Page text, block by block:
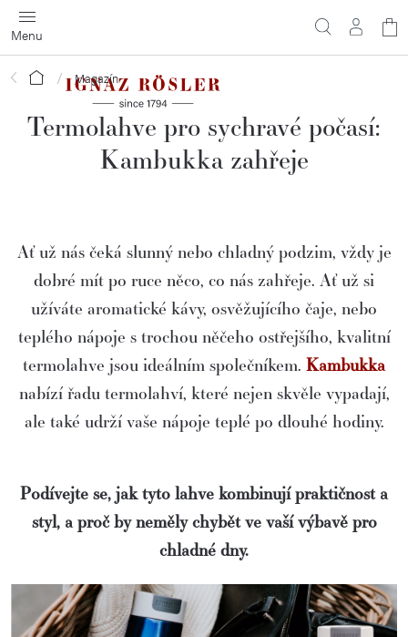
Přejít
na
obsah
Domů Magazín
Termolahve pro sychravé počasí:
Kambukka zahřeje
Ať už nás čeká slunný nebo chladný podzim, vždy je
dobré mít po ruce něco, co nás zahřeje. Ať už si
užíváte aromatické kávy, osvěžujícího čaje, nebo
teplého nápoje s trochou něčeho ostřejšího, kvalitní
termolahve jsou ideálním společníkem. Kambukka
nabízí řadu termolahví, které nejen skvěle vypadají,
ale také udrží vaše nápoje teplé po dlouhé hodiny.
Podívejte se, jak tyto lahve kombinují praktičnost a
styl, a proč by neměly chybět ve vaší výbavě pro
chladné dny.